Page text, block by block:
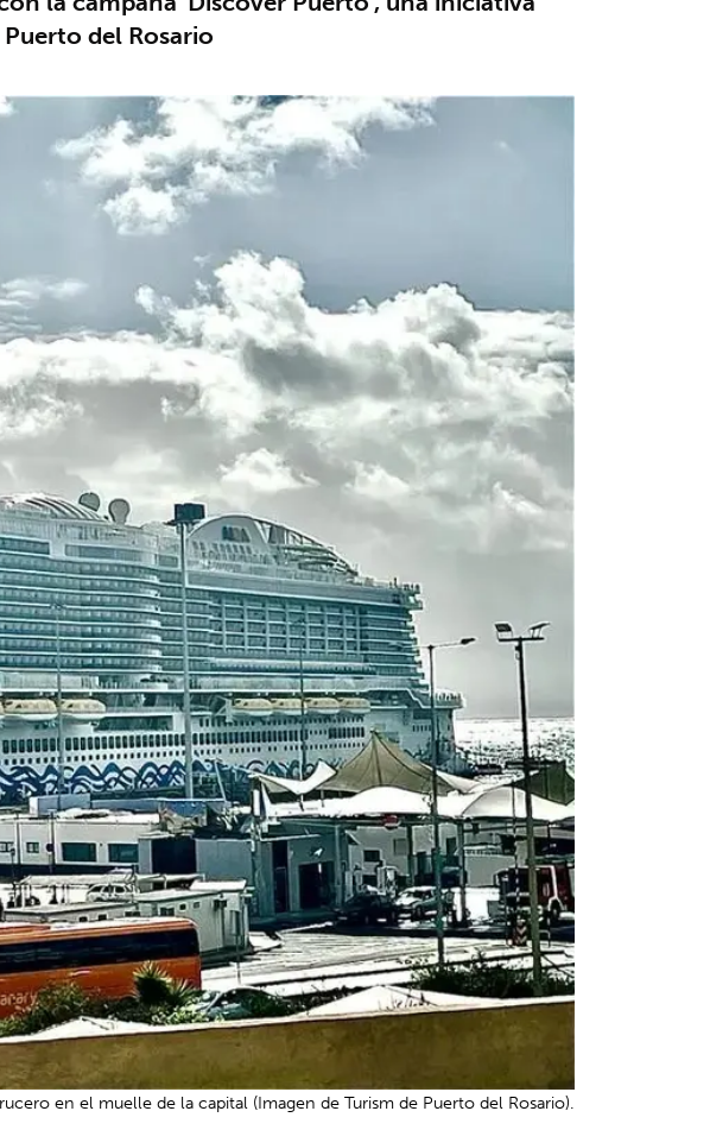
del Rosario
en el muelle de la capital (Imagen de Turism de Puerto del Rosario).